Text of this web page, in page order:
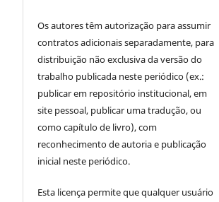
Os autores têm autorização para assumir
contratos adicionais separadamente, para
distribuição não exclusiva da versão do
trabalho publicada neste periódico (ex.:
publicar em repositório institucional, em
site pessoal, publicar uma tradução, ou
como capítulo de livro), com
reconhecimento de autoria e publicação
inicial neste periódico.
Esta licença permite que qualquer usuário